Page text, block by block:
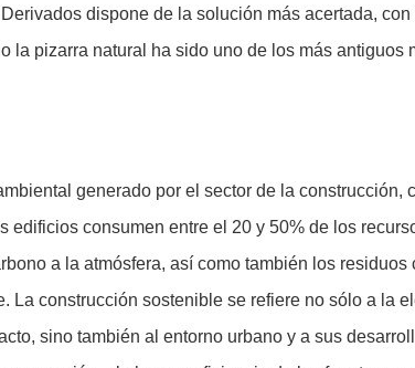
dispone de la solución más acertada,
la pizarra natural ha sido uno de los más antiguos
generado por el sector de la construcción,
consumen entre el 20 y 50% de los
a la atmósfera, así como también los residuos
La construcción sostenible se refiere no sólo a la
sino también al entorno urbano y a sus